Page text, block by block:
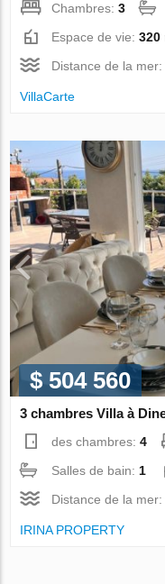
Chambres:3
Espace de vie:320
Distance de la mer:
VillaСarte
$ 504 560
3 chambres Villa à
des chambres:4
Salles de bain: 1
Distance de la
IRINA PROPERTY